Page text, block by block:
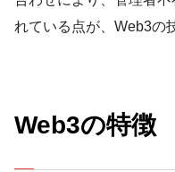
れている点が、Web3の
Web3の特徴